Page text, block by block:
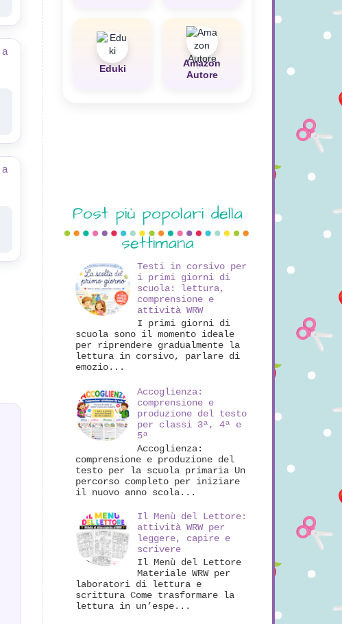
Eduki
Amazon
Autore
Post più popolari della
settimana
Testi in corsivo per
i primi giorni di
scuola: lettura,
comprensione e
attività WRW
I primi giorni di
scuola sono il momento ideale
per riprendere gradualmente la
lettura in corsivo, parlare di
emozio...
Accoglienza:
comprensione e
produzione del testo
per classi 3ª, 4ª e
5ª
Accoglienza:
comprensione e produzione del
testo per la scuola primaria Un
percorso completo per iniziare
il nuovo anno scola...
Il Menù del Lettore:
attività WRW per
leggere, capire e
scrivere
Il Menù del Lettore
Materiale WRW per
laboratori di lettura e
scrittura Come trasformare la
lettura in un’espe...